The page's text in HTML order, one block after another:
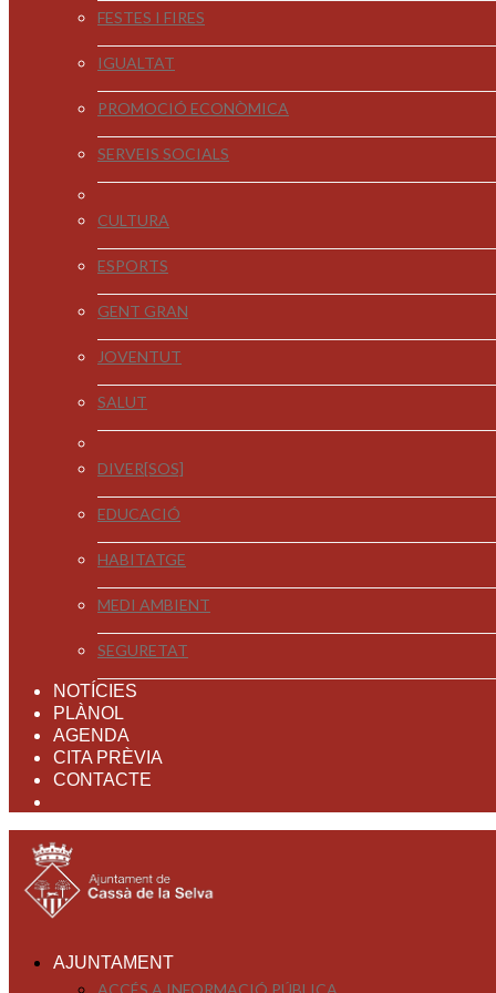
FESTES I FIRES
IGUALTAT
PROMOCIÓ ECONÒMICA
SERVEIS SOCIALS
CULTURA
ESPORTS
GENT GRAN
JOVENTUT
SALUT
DIVER[SOS]
EDUCACIÓ
HABITATGE
MEDI AMBIENT
SEGURETAT
NOTÍCIES
PLÀNOL
AGENDA
CITA PRÈVIA
CONTACTE
AJUNTAMENT
ACCÉS A INFORMACIÓ PÚBLICA